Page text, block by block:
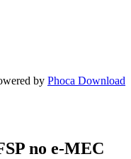
by Phoca Download
no e-MEC